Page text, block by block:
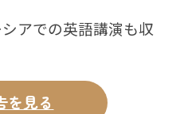
アでの英語講演も収
を見る